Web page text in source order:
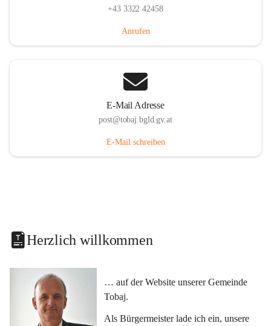
+43 3322 42458
Anrufen
E-Mail Adresse
post@tobaj.bgld.gv.at
E-Mail schreiben
Herzlich willkommen
… auf der Website unserer Gemeinde
Tobaj.
Als Bürgermeister lade ich ein, unsere